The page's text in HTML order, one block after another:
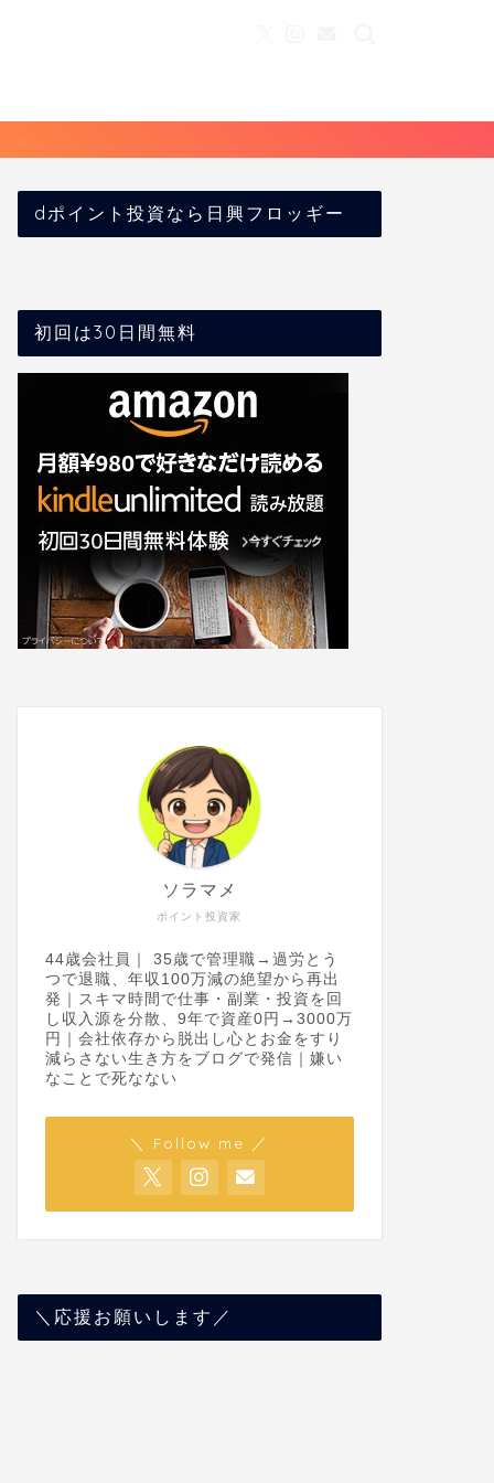
dポイント投資なら日興フロッギー
初回は30日間無料
ポイント投資家
ソラマメ
44歳会社員｜ 35歳で管理職→過労とう
つで退職、年収100万減の絶望から再出
発｜スキマ時間で仕事・副業・投資を回
し収入源を分散、9年で資産0円→3000万
円｜会社依存から脱出し心とお金をすり
減らさない生き方をブログで発信｜嫌い
なことで死なない
＼ Follow me ／
＼応援お願いします／